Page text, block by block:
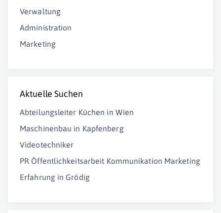
Verwaltung
Administration
Marketing
Aktuelle Suchen
Abteilungsleiter Küchen in Wien
Maschinenbau in Kapfenberg
Videotechniker
PR Öffentlichkeitsarbeit Kommunikation Marketing
Erfahrung in Grödig